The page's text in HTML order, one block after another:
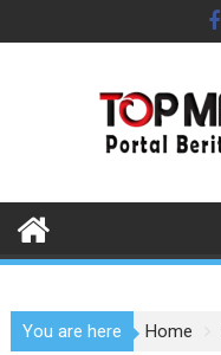
to
You are here Home